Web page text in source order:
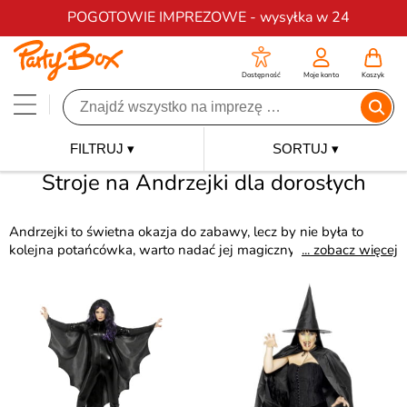
POGOTOWIE IMPREZOWE - wysyłka w 24
Darmowa dostawa na zamówienia od 200 zł
Dostępność Moje konto Koszyk
Stroje na Andrzejki dla dorosłych
... zobacz więcej
Andrzejki to świetna okazja do zabawy, lecz by nie była to
kolejna potańcówka, warto nadać jej magiczny nastrój.Stroje
zabawie wyjątkowego klimatu. Wieczór wróżb stanie się
jeszcze bardziej intrygujący, jeśli uczestnicy przebiorą się w
stroje dla dorosłych na Andrzejki
Każda postać związana z
magią będzie tej nocy mile widziana!
FILTRUJ ▾ SORTUJ ▾